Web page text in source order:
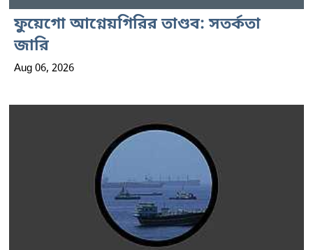
ফুয়েগো আগ্নেয়গিরির তাণ্ডব: সতর্কতা
জারি
Aug 06, 2026